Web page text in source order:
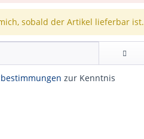
sobald der Artikel lieferbar ist.
zur Kenntnis